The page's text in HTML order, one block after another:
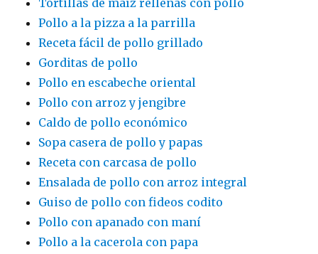
Tortillas de maíz rellenas con pollo
Pollo a la pizza a la parrilla
Receta fácil de pollo grillado
Gorditas de pollo
Pollo en escabeche oriental
Pollo con arroz y jengibre
Caldo de pollo económico
Sopa casera de pollo y papas
Receta con carcasa de pollo
Ensalada de pollo con arroz integral
Guiso de pollo con fideos codito
Pollo con apanado con maní
Pollo a la cacerola con papa